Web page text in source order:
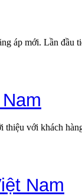
áp mới. Lần đầu
với khách
Nam